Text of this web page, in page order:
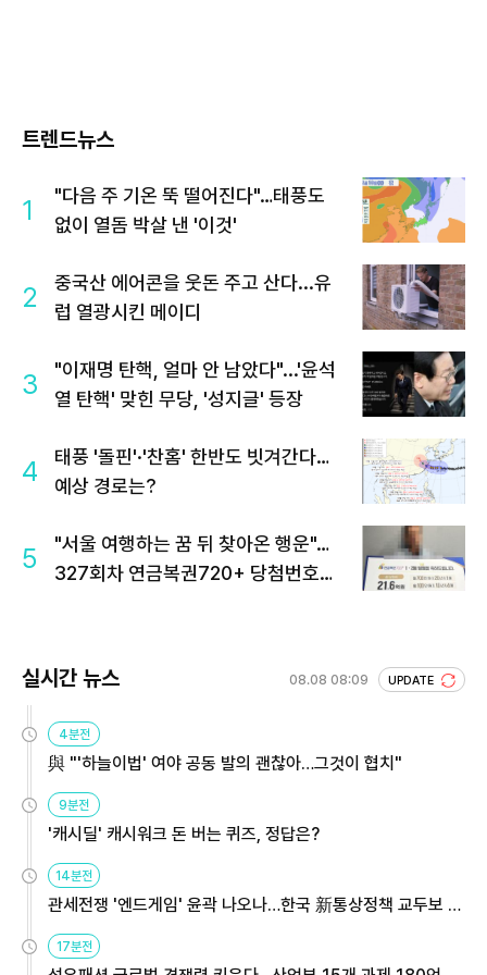
트렌드뉴스
1
"다음 주 기온 뚝 떨어진다"…태풍도
없이 열돔 박살 낸 '이것'
2
중국산 에어콘을 웃돈 주고 산다...유
럽 열광시킨 메이디
3
"이재명 탄핵, 얼마 안 남았다"...'윤석
열 탄핵' 맞힌 무당, '성지글' 등장
4
태풍 '돌핀'·'찬홈' 한반도 빗겨간다…
예상 경로는?
5
"서울 여행하는 꿈 뒤 찾아온 행운"…
327회차 연금복권720+ 당첨번호조
실시간 뉴스 08.08 08:09 UPDATE
4분전
與 "'하늘이법' 여야 공동 발의 괜찮아…그것이 협치"
9분전
'캐시딜' 캐시워크 돈 버는 퀴즈, 정답은?
14분전
관세전쟁 '엔드게임' 윤곽 나오나…한국 新통상정책 교두보 활
용해야
17분전